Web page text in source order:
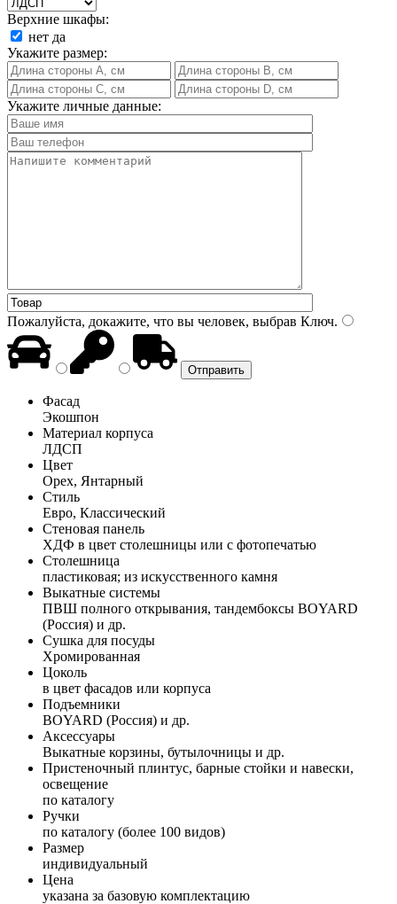
Верхние шкафы:
нет да
Укажите размер:
Укажите личные данные:
Пожалуйста, докажите, что вы человек, выбрав Ключ.
Фасад
Экошпон
Материал корпуса
ЛДСП
Цвет
Орех, Янтарный
Стиль
Евро, Классический
Стеновая панель
ХДФ в цвет столешницы или с фотопечатью
Столешница
пластиковая; из искусственного камня
Выкатные системы
ПВШ полного открывания, тандембоксы BOYARD
(Россия) и др.
Сушка для посуды
Хромированная
Цоколь
в цвет фасадов или корпуса
Подъемники
BOYARD (Россия) и др.
Аксессуары
Выкатные корзины, бутылочницы и др.
Пристеночный плинтус, барные стойки и навески,
освещение
по каталогу
Ручки
по каталогу (более 100 видов)
Размер
индивидуальный
Цена
указана за базовую комплектацию